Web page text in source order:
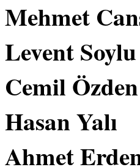
Mehmet
Levent Soylu
Cemil Özden
Hasan Yalı
Ahmet